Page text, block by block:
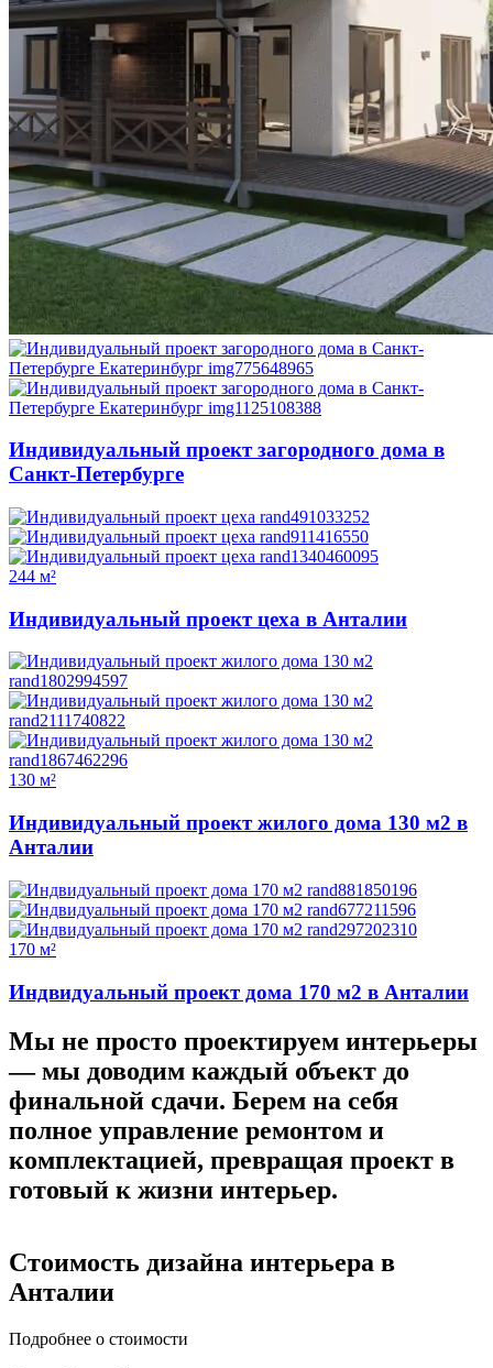
Индивидуальный проект загородного дома в
Санкт-Петербурге
244 м²
Индивидуальный проект цеха в Анталии
130 м²
Индивидуальный проект жилого дома 130 м2 в
Анталии
170 м²
Индвидуальный проект дома 170 м2 в Анталии
Мы не просто проектируем интерьеры
—мы доводим каждый объект до
финальной сдачи. Берем на себя
полное управление ремонтом и
комплектацией, превращая проект в
готовый к жизни интерьер.
Стоимость дизайна интерьера в
Анталии
Подробнее о стоимости